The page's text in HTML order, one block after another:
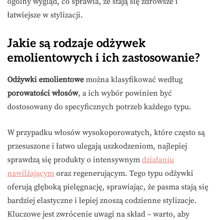
łatwiejsze w stylizacji.
Jakie są rodzaje odżywek
emolientowych i ich zastosowanie?
Odżywki emolientowe można klasyfikować według
porowatości włosów, a ich wybór powinien być
dostosowany do specyficznych potrzeb każdego typu.
W przypadku włosów wysokoporowatych, które często są
przesuszone i łatwo ulegają uszkodzeniom, najlepiej
sprawdzą się produkty o intensywnym działaniu
nawilżającym oraz regenerującym. Tego typu odżywki
oferują głęboką pielęgnację, sprawiając, że pasma stają się
bardziej elastyczne i lepiej znoszą codzienne stylizacje.
Kluczowe jest zwrócenie uwagi na skład – warto, aby